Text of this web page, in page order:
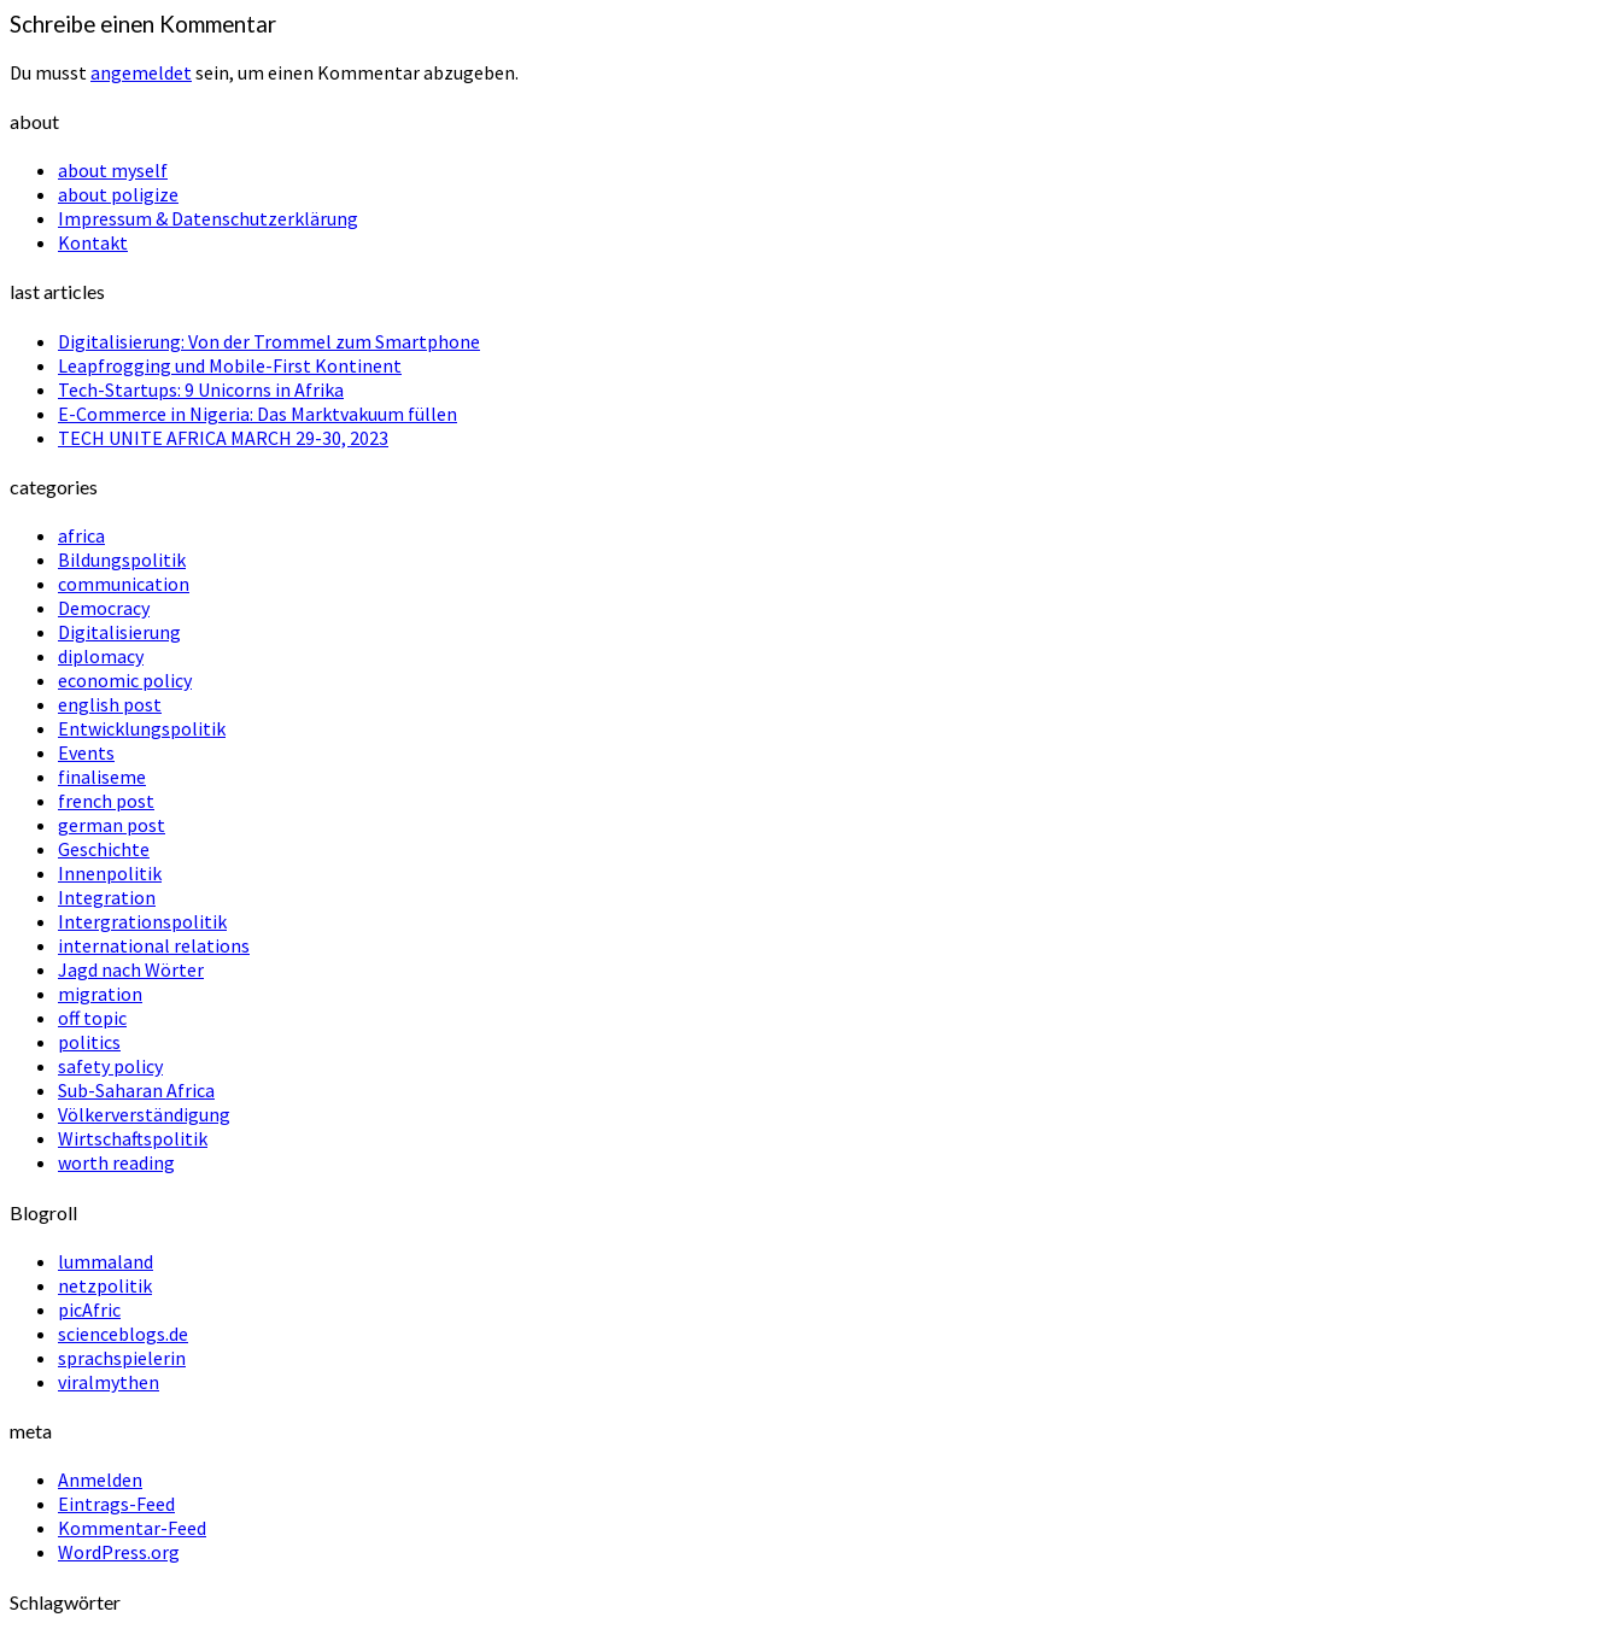
Schreibe einen Kommentar
Du musst angemeldet sein, um einen Kommentar abzugeben.
about
about myself
about poligize
Impressum & Datenschutzerklärung
Kontakt
last articles
Digitalisierung: Von der Trommel zum Smartphone
Leapfrogging und Mobile-First Kontinent
Tech-Startups: 9 Unicorns in Afrika
E-Commerce in Nigeria: Das Marktvakuum füllen
TECH UNITE AFRICA MARCH 29-30, 2023
categories
africa
Bildungspolitik
communication
Democracy
Digitalisierung
diplomacy
economic policy
english post
Entwicklungspolitik
Events
finaliseme
french post
german post
Geschichte
Innenpolitik
Integration
Intergrationspolitik
international relations
Jagd nach Wörter
migration
off topic
politics
safety policy
Sub-Saharan Africa
Völkerverständigung
Wirtschaftspolitik
worth reading
Blogroll
lummaland
netzpolitik
picAfric
scienceblogs.de
sprachspielerin
viralmythen
meta
Anmelden
Eintrags-Feed
Kommentar-Feed
WordPress.org
Schlagwörter